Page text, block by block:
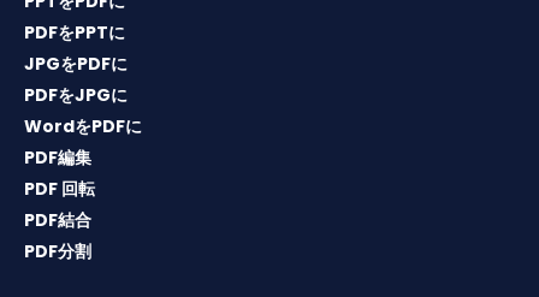
PDFをPPTに
JPGをPDFに
PDFをJPGに
WordをPDFに
PDF編集
PDF 回転
PDF結合
PDF分割